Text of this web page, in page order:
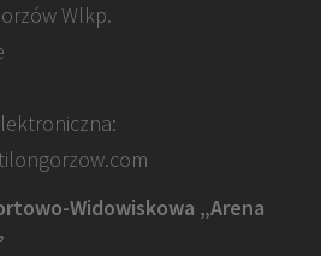
Wlkp.
Widowiskowa „Arena